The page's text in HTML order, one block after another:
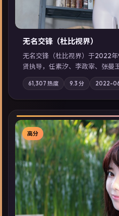
无名交锋（杜比视界）
无名交锋（杜比视界）于2022
贤执导，任素汐、李政宰、张曼
轴，失踪人口档案牵出跨国灰色
质；站内亦可通过「国产免费观
同类型高分佳作，畅享高清在线
61,307 热度 9.3 分 2022-
高分